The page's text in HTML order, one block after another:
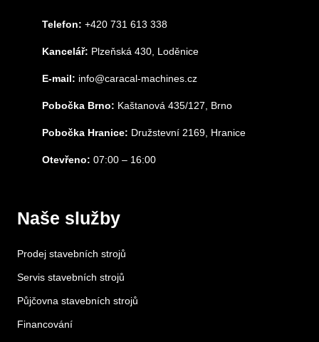
Telefon: +420 731 613 338
Kancelář: Plzeňská 430, Loděnice
E-mail: info@caracal-machines.cz
Pobočka Brno: Kaštanová 435/127, Brno
Pobočka Hranice: Družstevní 2169, Hranice
Otevřeno: 07:00 – 16:00
Naše služby
Prodej stavebních strojů
Servis stavebních strojů
Půjčovna stavebních strojů
Financování